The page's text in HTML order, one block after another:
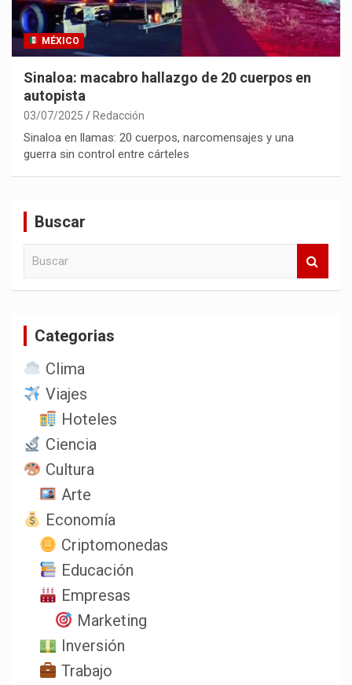
MÉXICO
Sinaloa: macabro hallazgo de 20 cuerpos en
autopista
03/07/2025 Redacción
Sinaloa en llamas: 20 cuerpos, narcomensajes y una
guerra sin control entre cárteles
Buscar
Categorias
Clima
Viajes
Hoteles
Ciencia
Cultura
Arte
Economía
Criptomonedas
Educación
Empresas
Marketing
Inversión
Trabajo